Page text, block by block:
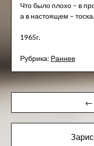
Что было плохо – в
а в настоящем – тоска.
1965г.
Рубрика: Раннее
Навигация
по
←